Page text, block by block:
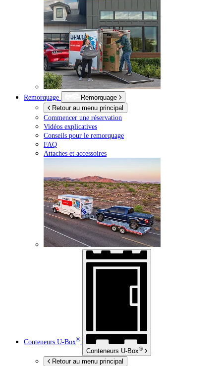
Remorquage
Remorquage
Retour au menu principal
Commencer une réservation
Vidéos explicatives
Conseils pour le remorquage
FAQ
Attaches et accessoires
Conteneurs U-Box®
Conteneurs U-Box®
Retour au menu principal